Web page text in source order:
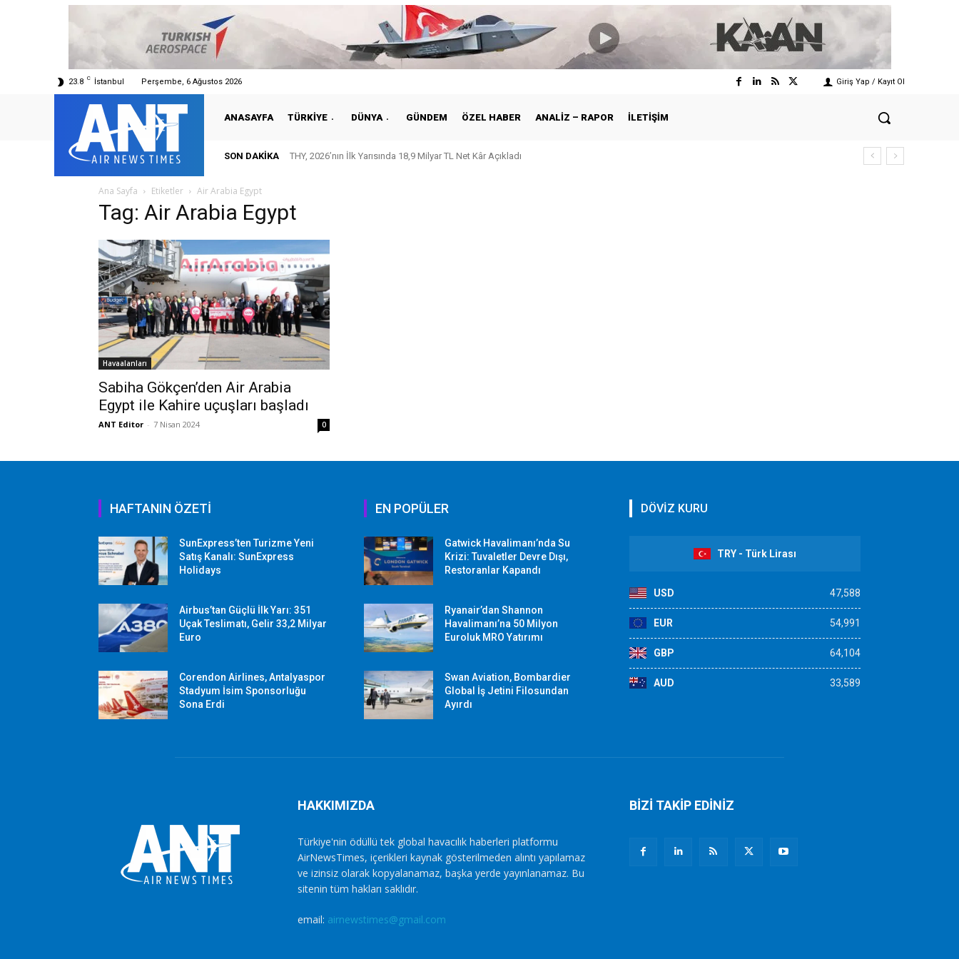
23.8 C İstanbul Perşembe, 6 Ağustos 2026 Giriş Yap / Kayıt Ol
ANASAYFA TÜRKIYE DÜNYA GÜNDEM ÖZEL HABER ANALIZ – RAPOR İLETIŞIM
SON DAKIKA THY, 2026’nın İlk Yarısında 18,9 Milyar TL Net Kâr Açıkladı
Ana Sayfa Etiketler Air Arabia Egypt
Tag: Air Arabia Egypt
Havaalanları
Sabiha Gökçen’den Air Arabia
Egypt ile Kahire uçuşları başladı
ANT Editor - 7 Nisan 2024 0
HAFTANIN ÖZETİ
SunExpress’ten Turizme Yeni
Satış Kanalı: SunExpress
Holidays
Airbus’tan Güçlü İlk Yarı: 351
Uçak Teslimatı, Gelir 33,2 Milyar
Euro
Corendon Airlines, Antalyaspor
Stadyum İsim Sponsorluğu
Sona Erdi
EN POPÜLER
Gatwick Havalimanı’nda Su
Krizi: Tuvaletler Devre Dışı,
Restoranlar Kapandı
Ryanair’dan Shannon
Havalimanı’na 50 Milyon
Euroluk MRO Yatırımı
Swan Aviation, Bombardier
Global İş Jetini Filosundan
Ayırdı
DÖVİZ KURU
TRY - Türk Lirası
USD 47,588
EUR 54,991
GBP 64,104
AUD 33,589
HAKKIMIZDA
Türkiye'nin ödüllü tek global havacılık haberleri platformu
AirNewsTimes, içerikleri kaynak gösterilmeden alıntı yapılamaz
ve izinsiz olarak kopyalanamaz, başka yerde yayınlanamaz. Bu
sitenin tüm hakları saklıdır.
email: airnewstimes@gmail.com
BİZİ TAKİP EDİNİZ